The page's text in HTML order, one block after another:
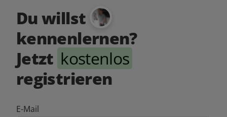
Du willst
kennenlernen?
Jetzt kostenlos
registrieren
E-Mail